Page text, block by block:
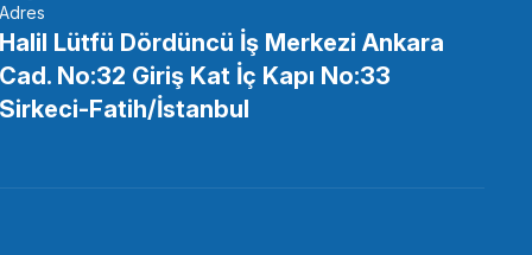
Doksan Derece 15mm Boru Kancası
Adres
Halil Lütfü Dördüncü İş Merkezi Ankara
Cad. No:32 Giriş Kat İç Kapı No:33
Sirkeci-Fatih/İstanbul